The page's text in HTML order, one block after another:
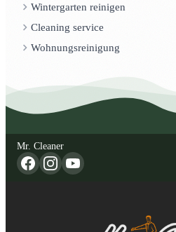
Wintergarten reinigen
Cleaning service
Wohnungsreinigung
Mr. Cleaner